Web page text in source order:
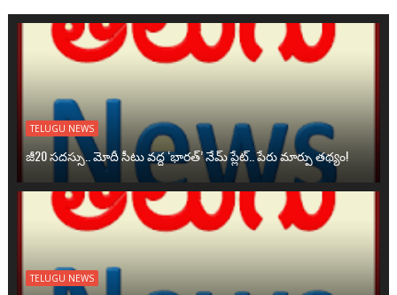
TELUGU NEWS
జీ20 సదస్సు.. మోదీ సీటు వద్ద ‘భారత్’ నేమ్ ప్లేట్‌.. పేరు మార్పు తథ్యం!
TELUGU NEWS